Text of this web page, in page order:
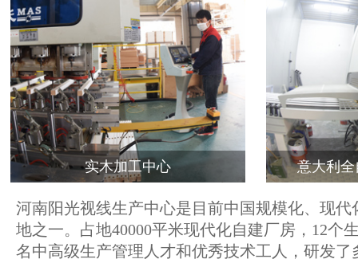
实木加工中心 意大利
河南阳光视线生产中心是目前中国规模化、现代
地之一。占地40000平米现代化自建厂房，12个
名中高级生产管理人才和优秀技术工人，研发了